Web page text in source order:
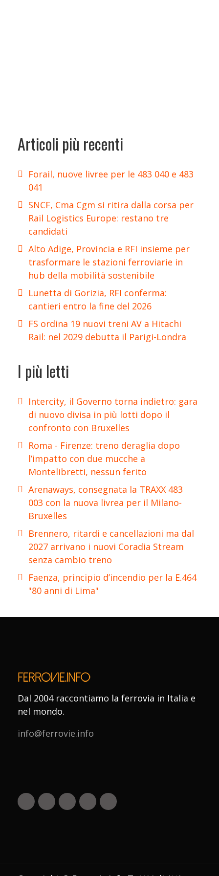
Articoli più recenti
Forail, nuove livree per le 483 040 e 483
041
SNCF, Cma Cgm si ritira dalla corsa per
Rail Logistics Europe: restano tre
candidati
Alto Adige, Provincia e RFI insieme per
trasformare le stazioni ferroviarie in
hub della mobilità sostenibile
Lunetta di Gorizia, RFI conferma:
cantieri entro la fine del 2026
FS ordina 19 nuovi treni AV a Hitachi
Rail: nel 2029 debutta il Parigi-Londra
I più letti
Intercity, il Governo torna indietro: gara
di nuovo divisa in più lotti dopo il
confronto con Bruxelles
Roma - Firenze: treno deraglia dopo
l’impatto con due mucche a
Montelibretti, nessun ferito
Arenaways, consegnata la TRAXX 483
003 con la nuova livrea per il Milano-
Bruxelles
Brennero, ritardi e cancellazioni ma dal
2027 arrivano i nuovi Coradia Stream
senza cambio treno
Faenza, principio d’incendio per la E.464
"80 anni di Lima"
Dal 2004 raccontiamo la ferrovia in Italia e
nel mondo.
info@ferrovie.info